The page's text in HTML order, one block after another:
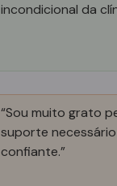
incondicional da
“Sou muito grato
suporte
confiante.”